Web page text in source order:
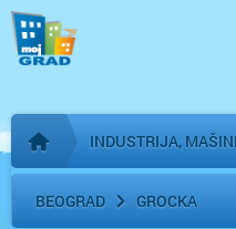
Početna stranica
INDUSTRIJA,
BEOGRAD GROCKA